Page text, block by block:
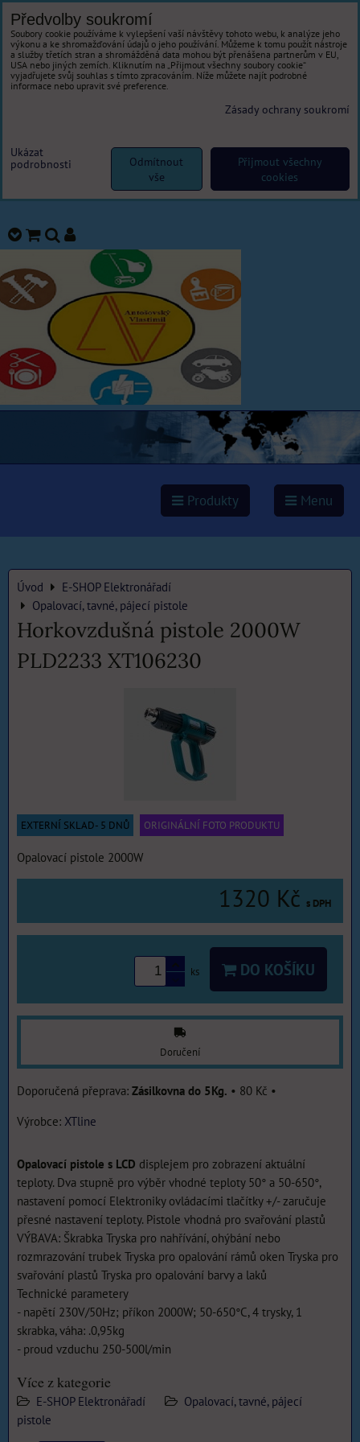
Produkty Menu
Úvod
E-SHOP Elektronářadí
Opalovací, tavné, pájecí pistole
Horkovzdušná pistole 2000W
PLD2233 XT106230
EXTERNÍ SKLAD- 5 DNŮ ORIGINÁLNÍ FOTO PRODUKTU
Opalovací pistole 2000W
1320 Kč s DPH
ks DO KOŠÍKU
Doručení
Zásilkovna do 5Kg. • 80 Kč •
Výrobce: XTline
Opalovací pistole s LCD displejem pro zobrazení aktuální
teploty. Dva stupně pro výběr vhodné teploty 50° a 50-650°,
nastavení pomocí Elektroniky ovládacími tlačítky +/- zaručuje
přesné nastavení teploty. Pistole vhodná pro svařování plastů
VÝBAVA: Škrabka Tryska pro nahřívání, ohýbání nebo
rozmrazování trubek Tryska pro opalování rámů oken Tryska pro
svařování plastů Tryska pro opalování barvy a laků
Technické parametery
- napětí 230V/50Hz; příkon 2000W; 50-650°C, 4 trysky, 1
skrabka, váha: .0,95kg
- proud vzduchu 250-500l/min
Více z kategorie
E-SHOP Elektronářadí
Opalovací, tavné, pájecí
pistole
Předvolby soukromí
Soubory cookie používáme k vylepšení vaší návštěvy tohoto webu, k analýze jeho
výkonu a ke shromažďování údajů o jeho používání. Můžeme k tomu použít nástroje
a služby třetích stran a shromážděná data mohou být přenášena partnerům v EU,
USA nebo jiných zemích. Kliknutím na „Přijmout všechny soubory cookie“
vyjadřujete svůj souhlas s tímto zpracováním. Níže můžete najít podrobné
informace nebo upravit své preference.
Zásady ochrany soukromí
Ukázat
podrobnosti
Přijmout všechny
cookies
Odmítnout
vše